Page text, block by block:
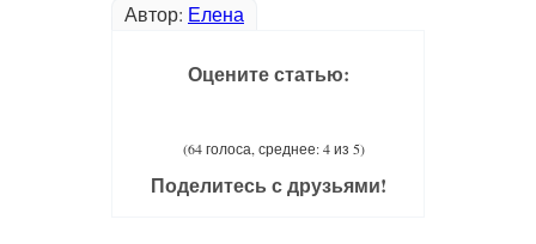
Автор: Елена
Оцените статью:
(64 голоса, среднее: 4 из 5)
Поделитесь с друзьями!